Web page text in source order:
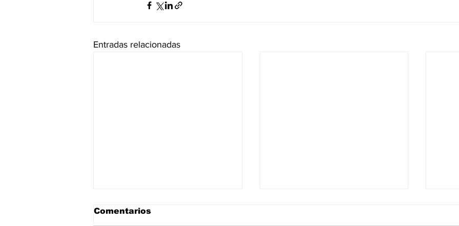
Entradas relacionadas
Comentarios